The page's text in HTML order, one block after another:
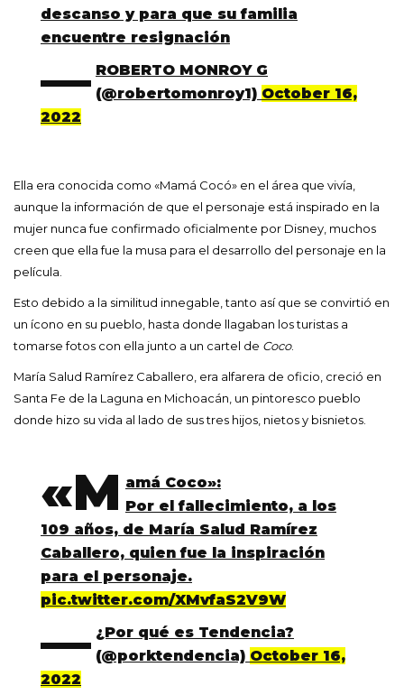
descanso y para que su familia
encuentre resignación
— ROBERTO MONROY G
(@robertomonroy1) October 16,
2022
Ella era conocida como «Mamá Cocó» en el área que vivía,
aunque la información de que el personaje está inspirado en la
mujer nunca fue confirmado oficialmente por Disney, muchos
creen que ella fue la musa para el desarrollo del personaje en la
película.
Esto debido a la similitud innegable, tanto así que se convirtió en
un ícono en su pueblo, hasta donde llagaban los turistas a
tomarse fotos con ella junto a un cartel de Coco.
María Salud Ramírez Caballero, era alfarera de oficio, creció en
Santa Fe de la Laguna en Michoacán, un pintoresco pueblo
donde hizo su vida al lado de sus tres hijos, nietos y bisnietos.
«M amá Coco»:
Por el fallecimiento, a los
109 años, de María Salud Ramírez
Caballero, quien fue la inspiración
para el personaje.
pic.twitter.com/XMvfaS2V9W
— ¿Por qué es Tendencia?
(@porktendencia) October 16,
2022